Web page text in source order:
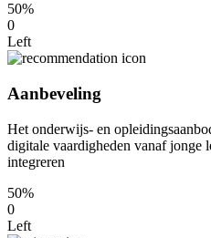
50%
0
Left
Aanbeveling
Het onderwijs- en
digitale vaardigheden vanaf jonge
integreren
50%
0
Left